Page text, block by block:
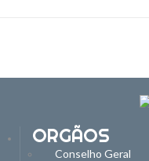
ORGÃOS
Conselho Geral